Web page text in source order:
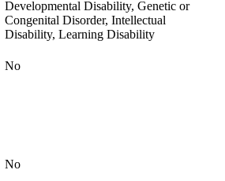
Developmental Disability, Genetic or
Congenital Disorder, Intellectual
Disability, Learning Disability
No
No